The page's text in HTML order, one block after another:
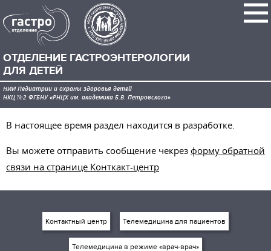
ОТДЕЛЕНИЕ ГАСТРОЭНТЕРОЛОГИИ
ДЛЯ ДЕТЕЙ
НИИ Педиатрии и охраны здоровья детей
НКЦ №2 ФГБНУ «РНЦХ им. академика Б.В. Петровского»
В настоящее время раздел находится в разработке.
Вы можете отправить сообщение чекрез форму обратной
связи на странице Конткакт-центр
Контактный центр Телемедицина для пациентов
Телемедицина в режиме «врач-врач»